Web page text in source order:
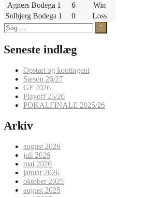
Agners Bodega 1
6
Win
Solbjerg Bodega 1
0
Loss
Søg
efter:
Seneste indlæg
Opstart og kontingent
Sæson 26/27
GF 2026
Playoff 25/26
POKALFINALE 2025/26
Arkiv
august 2026
juli 2026
maj 2026
januar 2026
oktober 2025
august 2025